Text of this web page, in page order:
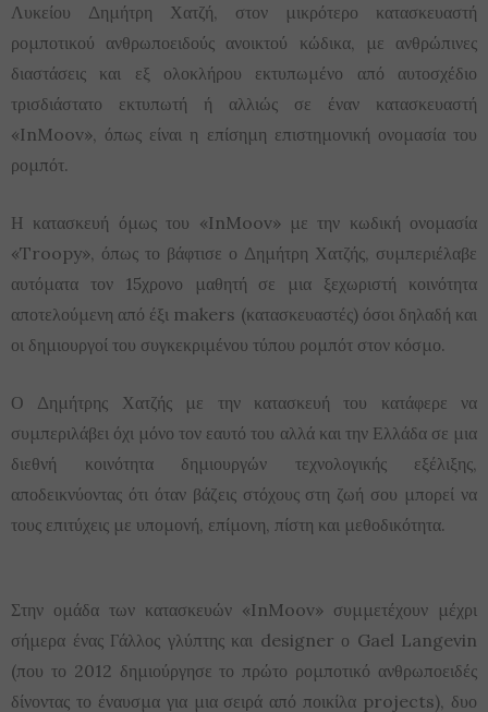
Λυκείου Δημήτρη Χατζή, στον μικρότερο κατασκευαστή
ρομποτικού ανθρωποειδούς ανοικτού κώδικα, με ανθρώπινες
διαστάσεις και εξ ολοκλήρου εκτυπωμένο από αυτοσχέδιο
τρισδιάστατο εκτυπωτή ή αλλιώς σε έναν κατασκευαστή
«InMoov», όπως είναι η επίσημη επιστημονική ονομασία του
ρομπότ.
Η κατασκευή όμως του «InMoov» με την κωδική ονομασία
«Troopy», όπως το βάφτισε ο Δημήτρη Χατζής, συμπεριέλαβε
αυτόματα τον 15χρονο μαθητή σε μια ξεχωριστή κοινότητα
αποτελούμενη από έξι makers (κατασκευαστές) όσοι δηλαδή και
οι δημιουργοί του συγκεκριμένου τύπου ρομπότ στον κόσμο.
Ο Δημήτρης Χατζής με την κατασκευή του κατάφερε να
συμπεριλάβει όχι μόνο τον εαυτό του αλλά και την Ελλάδα σε μια
διεθνή κοινότητα δημιουργών τεχνολογικής εξέλιξης,
αποδεικνύοντας ότι όταν βάζεις στόχους στη ζωή σου μπορεί να
τους επιτύχεις με υπομονή, επίμονη, πίστη και μεθοδικότητα.
Στην ομάδα των κατασκευών «InMoov» συμμετέχουν μέχρι
σήμερα ένας Γάλλος γλύπτης και designer ο Gael Langevin
(που το 2012 δημιούργησε το πρώτο ρομποτικό ανθρωποειδές
δίνοντας το έναυσμα για μια σειρά από ποικίλα projects), δυο